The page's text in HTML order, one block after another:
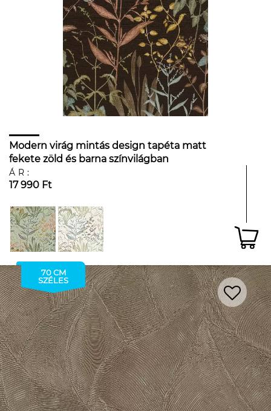
Modern virág mintás design tapéta matt
fekete zöld és barna színvilágban
ÁR:
17 990 Ft
70 CM
SZÉLES